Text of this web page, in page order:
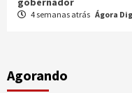
Agorando